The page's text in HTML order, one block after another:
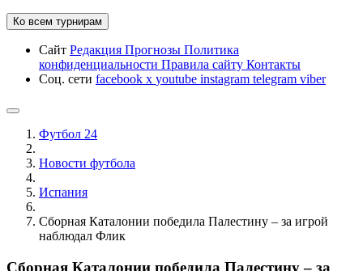
Ко всем турнирам
Сайт Редакция Прогнозы Политика
конфиденциальности Правила сайту Контакты
Соц. сети facebook x youtube instagram telegram viber
Футбол 24
Новости футбола
Испания
Сборная Каталонии победила Палестину – за игрой
наблюдал Флик
Сборная Каталонии победила Палестину – за